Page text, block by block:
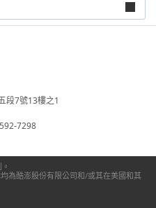
段7號13樓之1
7298
為酷澎股份有限公司和/或其在美國和其